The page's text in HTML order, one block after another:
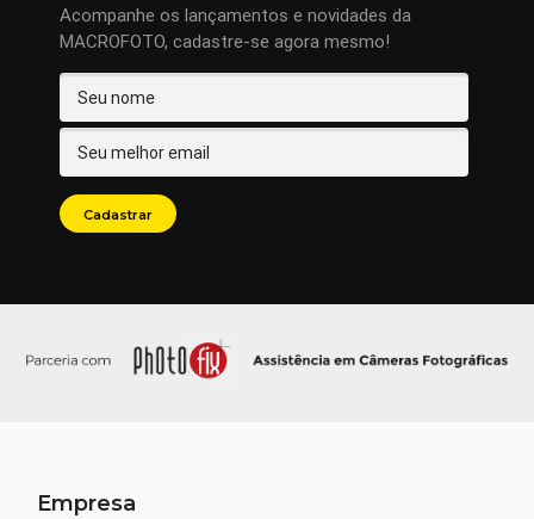
Acompanhe os lançamentos e novidades da
MACROFOTO, cadastre-se agora mesmo!
Empresa